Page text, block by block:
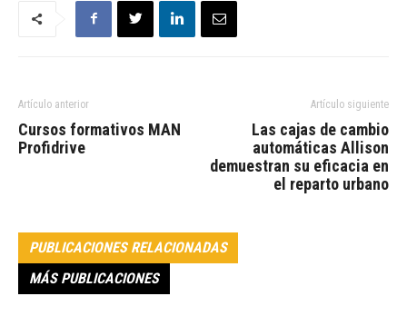
Artículo anterior
Cursos formativos MAN
Profidrive
Artículo siguiente
Las cajas de cambio
automáticas Allison
demuestran su eficacia en
el reparto urbano
PUBLICACIONES RELACIONADAS
MÁS PUBLICACIONES